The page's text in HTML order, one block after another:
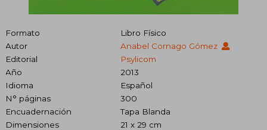
Formato
Libro Físico
Autor
Anabel Cornago Gómez
Editorial
Psylicom
Año
2013
Idioma
Español
N° páginas
300
Encuadernación
Tapa Blanda
Dimensiones
21 x 29 cm